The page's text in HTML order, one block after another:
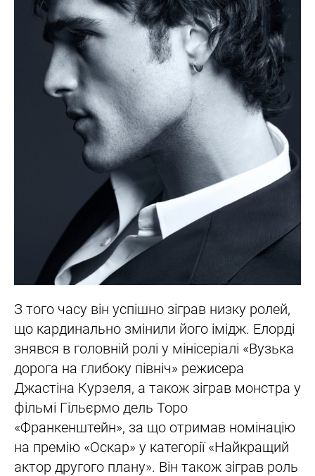
З того часу він успішно зіграв низку ролей,
що кардинально змінили його імідж. Елорді
знявся в головній ролі у мінісеріалі «Вузька
дорога на глибоку північ» режисера
Джастіна Курзеля, а також зіграв монстра у
фільмі Гільєрмо дель Торо
«Франкенштейн», за що отримав номінацію
на премію «Оскар» у категорії «Найкращий
актор другого плану». Він також зіграв роль